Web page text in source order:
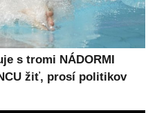
s tromi NÁDORMI
žiť, prosí politikov